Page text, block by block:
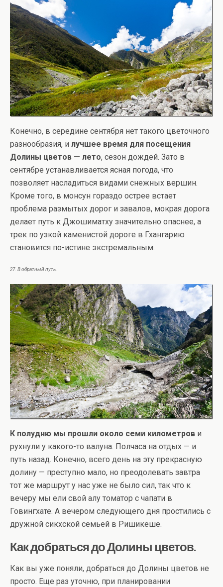
Конечно, в середине сентября нет такого цветочного
разнообразия, и лучшее время для посещения
Долины цветов — лето, сезон дождей. Зато в
сентябре устанавливается ясная погода, что
позволяет насладиться видами снежных вершин.
Кроме того, в монсун гораздо острее встает
проблема размытых дорог и завалов, мокрая дорога
делает путь к Джошиматху значительно опаснее, а
трек по узкой каменистой дороге в Гхангарию
становится по-истине экстремальным.
27. В обратный путь.
К полудню мы прошли около семи километров и
рухнули у какого-то валуна. Полчаса на отдых — и
путь назад. Конечно, всего день на эту прекрасную
долину — преступно мало, но преодолевать завтра
тот же маршрут у нас уже не было сил, так что к
вечеру мы ели свой алу томатор с чапати в
Говингхате. А вечером следующего дня простились с
дружной сикхской семьей в Ришикеше.
Как добраться до Долины цветов.
Как вы уже поняли, добраться до Долины цветов не
просто. Еще раз уточню, при планировании